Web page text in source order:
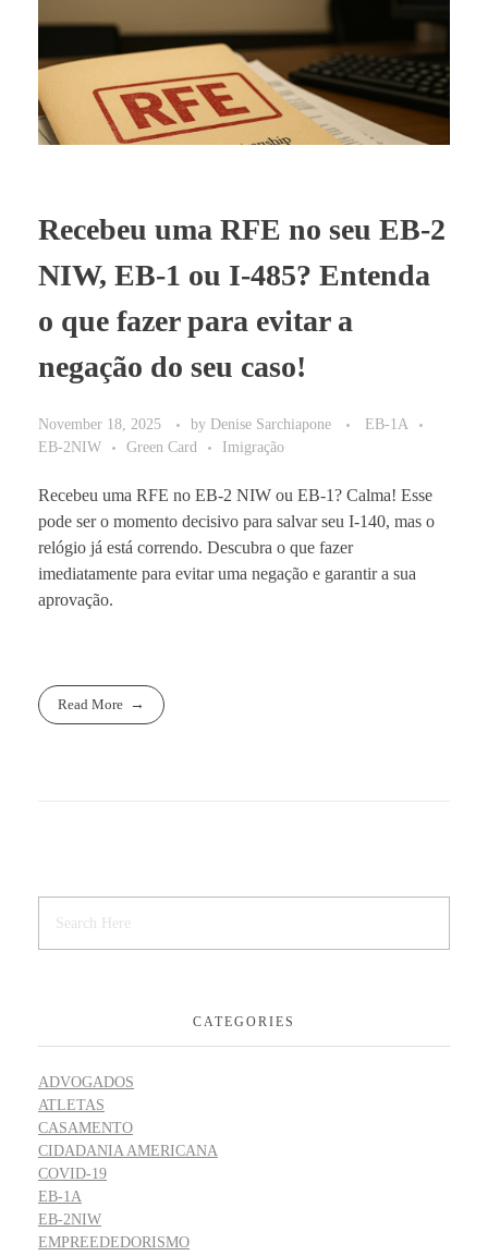
Recebeu uma RFE no seu EB-2
NIW, EB-1 ou I-485? Entenda
o que fazer para evitar a
negação do seu caso!
November 18, 2025 by Denise Sarchiapone
EB-1A
EB-2NIW
Green Card Imigração
Recebeu uma RFE no EB-2 NIW ou EB-1? Calma! Esse
pode ser o momento decisivo para salvar seu I-140, mas o
relógio já está correndo. Descubra o que fazer
imediatamente para evitar uma negação e garantir a sua
aprovação.
Read More
CATEGORIES
ADVOGADOS
ATLETAS
CASAMENTO
CIDADANIA AMERICANA
COVID-19
EB-1A
EB-2NIW
EMPREEDEDORISMO